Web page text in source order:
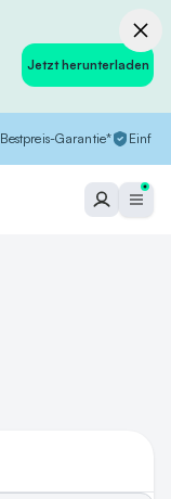
Jetzt herunterladen
Bestpreis-Garantie*